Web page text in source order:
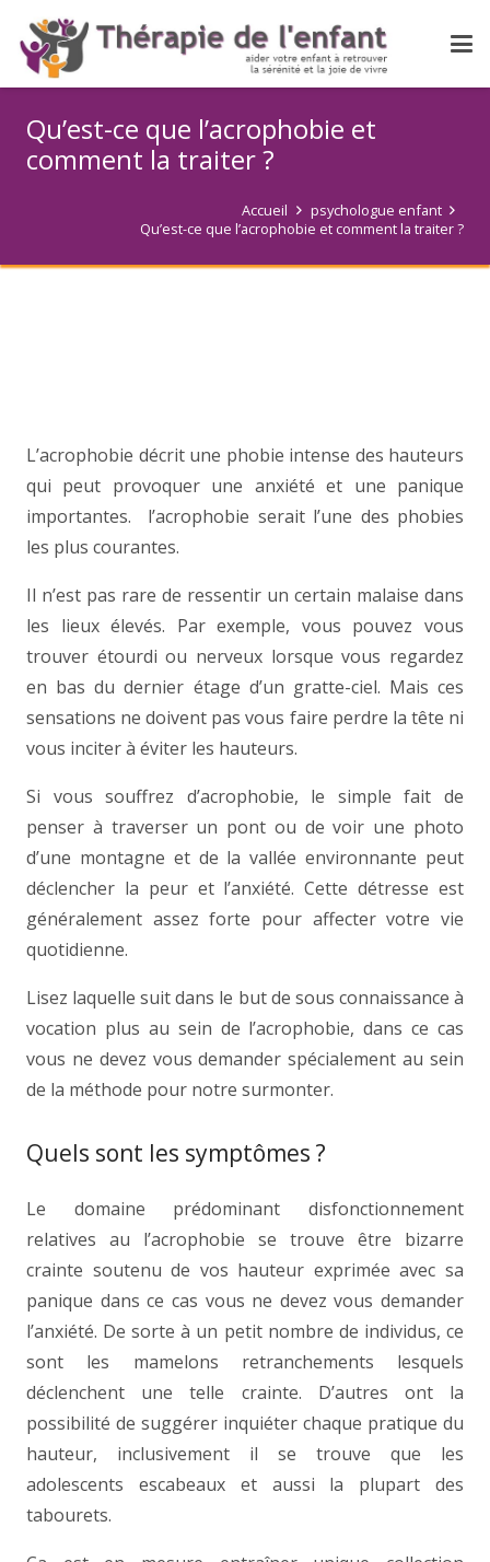
Qu’est-ce que l’acrophobie et
comment la traiter ?
Accueil
psychologue enfant
Qu’est-ce que l’acrophobie et comment la traiter ?
L’acrophobie décrit une phobie intense des hauteurs
qui peut provoquer une anxiété et une panique
importantes. l’acrophobie serait l’une des phobies
les plus courantes.
Il n’est pas rare de ressentir un certain malaise dans
les lieux élevés. Par exemple, vous pouvez vous
trouver étourdi ou nerveux lorsque vous regardez
en bas du dernier étage d’un gratte-ciel. Mais ces
sensations ne doivent pas vous faire perdre la tête ni
vous inciter à éviter les hauteurs.
Si vous souffrez d’acrophobie, le simple fait de
penser à traverser un pont ou de voir une photo
d’une montagne et de la vallée environnante peut
déclencher la peur et l’anxiété. Cette détresse est
généralement assez forte pour affecter votre vie
quotidienne.
Lisez laquelle suit dans le but de sous connaissance à
vocation plus au sein de l’acrophobie, dans ce cas
vous ne devez vous demander spécialement au sein
de la méthode pour notre surmonter.
Quels sont les symptômes ?
Le domaine prédominant disfonctionnement
relatives au l’acrophobie se trouve être bizarre
crainte soutenu de vos hauteur exprimée avec sa
panique dans ce cas vous ne devez vous demander
l’anxiété. De sorte à un petit nombre de individus, ce
sont les mamelons retranchements lesquels
déclenchent une telle crainte. D’autres ont la
possibilité de suggérer inquiéter chaque pratique du
hauteur, inclusivement il se trouve que les
adolescents escabeaux et aussi la plupart des
tabourets.